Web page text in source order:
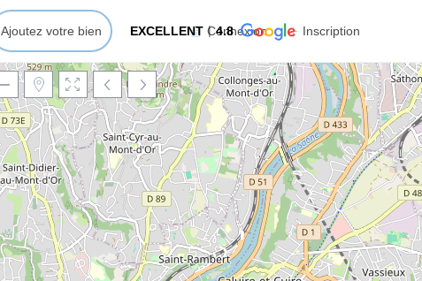
Connexion Inscription
Ajoutez votre bien EXCELLENT 4.8
Chargement de la carte